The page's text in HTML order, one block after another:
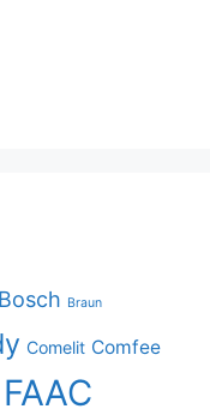
Bosch Braun
Comelit Comfee
FAAC